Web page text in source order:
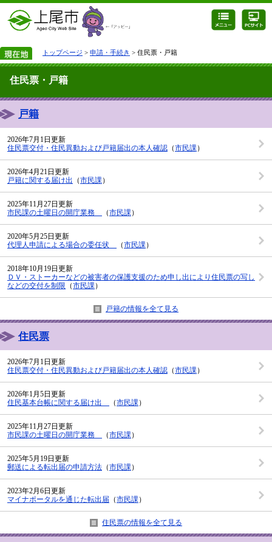
トップページ > 申請・手続き > 住民票・戸籍
住民票・戸籍
戸籍
2026年7月1日更新
住民票交付・住民異動および戸籍届出の本人確認 （市民課）
2026年4月21日更新
戸籍に関する届け出 （市民課）
2025年11月27日更新
市民課の土曜日の開庁業務
（市民課）
2020年5月25日更新
代理人申請による場合の委任状
（市民課）
2018年10月19日更新
ＤＶ・ストーカーなどの被害者の保護支援のため申し出により住民票の写し
などの交付を制限 （市民課）
戸籍の情報を全て見る
住民票
2026年7月1日更新
住民票交付・住民異動および戸籍届出の本人確認 （市民課）
2026年1月5日更新
住民基本台帳に関する届け出
（市民課）
2025年11月27日更新
市民課の土曜日の開庁業務
（市民課）
2025年5月19日更新
郵送による転出届の申請方法 （市民課）
2023年2月6日更新
マイナポータルを通じた転出届 （市民課）
住民票の情報を全て見る